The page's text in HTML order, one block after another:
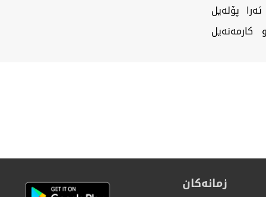
پۆلەیل
زمانەکان